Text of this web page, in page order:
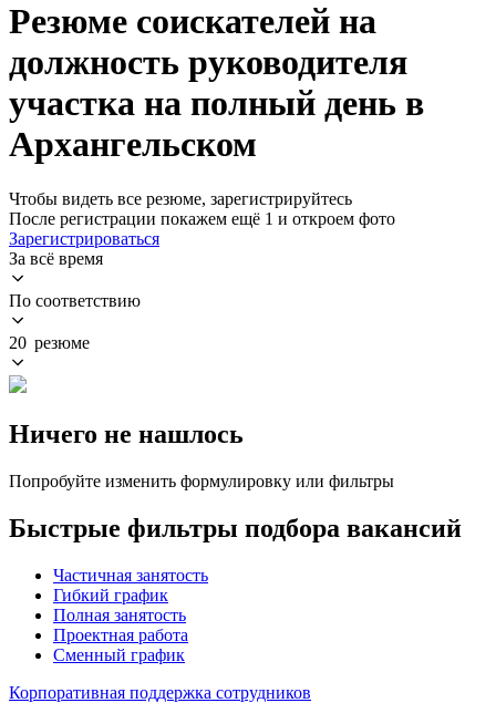
Резюме соискателей на
должность руководителя
участка на полный день в
Архангельском
Чтобы видеть все резюме, зарегистрируйтесь
После регистрации покажем ещё 1 и откроем фото
Зарегистрироваться
За всё время
По соответствию
20 резюме
Ничего не нашлось
Попробуйте изменить формулировку или фильтры
Быстрые фильтры подбора вакансий
Частичная занятость
Гибкий график
Полная занятость
Проектная работа
Сменный график
Корпоративная поддержка сотрудников